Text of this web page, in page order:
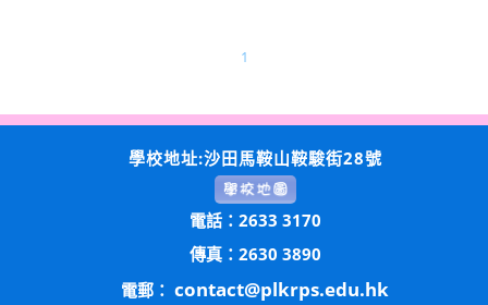
1
學校地址:沙田馬鞍山鞍駿街28號
電話：2633 3170
傳真：2630 3890
電郵： contact@plkrps.edu.hk